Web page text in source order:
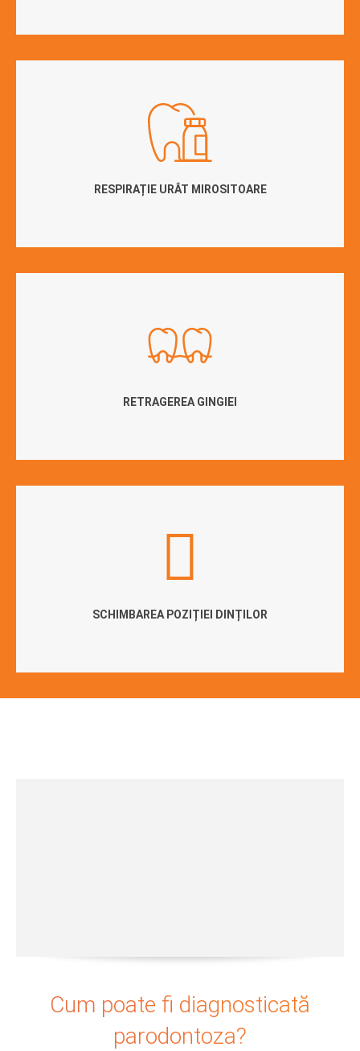
RESPIRAȚIE URÂT MIROSITOARE
RETRAGEREA GINGIEI
SCHIMBAREA POZIȚIEI DINȚILOR
Cum poate fi diagnosticată
parodontoza?